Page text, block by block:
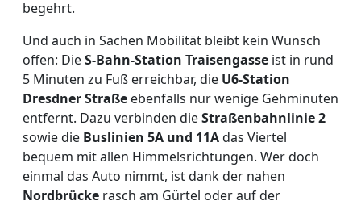
begehrt.
Und auch in Sachen Mobilität bleibt kein Wunsch
offen: DieS-Bahn-Station Traisengasse ist in rund
5 Minuten zu Fuß erreichbar, die U6-Station
Dresdner Straße ebenfalls nur wenige Gehminuten
entfernt. Dazu verbinden dieStraßenbahnlinie 2
sowie die Buslinien 5A und 11Adas Viertel
bequem mit allen Himmelsrichtungen. Wer doch
einmal das Auto nimmt, ist dank der nahen
Nordbrücke rasch am Gürtel oder auf der